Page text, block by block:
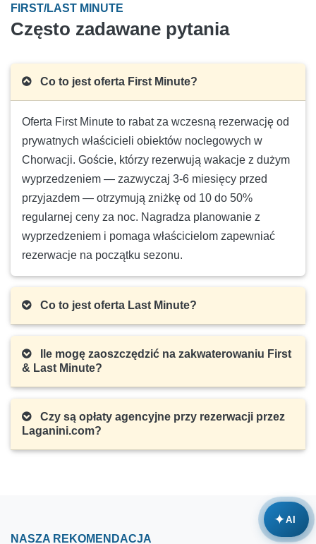
Min. pobyt:5 nocy
Jana 1 (2+2)
Liczba osób:4
Min. pobyt:5 nocy
Jana 2 (2+2)
Cena:90 €(115 €)
02.09.2026.-30.09.2026.
Liczba osób:4
Min. pobyt:5 nocy
- 22 %
Jana 3 (2+1)
01.09.2026.-30.09.2026.
Liczba osób:3
LAST MINUTE - 17 %
VITA 2 (2+2)
29.08.2026.-30.09.2026.
FIRST/LAST MINUTE
Często zadawane pytania
Co to jest oferta First Minute?
Oferta First Minute to rabat za wczesną rezerwację od
prywatnych właścicieli obiektów noclegowych w
Chorwacji. Goście, którzy rezerwują wakacje z dużym
wyprzedzeniem — zazwyczaj 3-6 miesięcy przed
przyjazdem — otrzymują zniżkę od 10 do 50%
regularnej ceny za noc. Nagradza planowanie z
wyprzedzeniem i pomaga właścicielom zapewniać
rezerwacje na początku sezonu.
Co to jest oferta Last Minute?
Ile mogę zaoszczędzić na zakwaterowaniu First
& Last Minute?
Czy są opłaty agencyjne przy rezerwacji przez
Laganini.com?
NASZA REKOMENDACJA
✦AI